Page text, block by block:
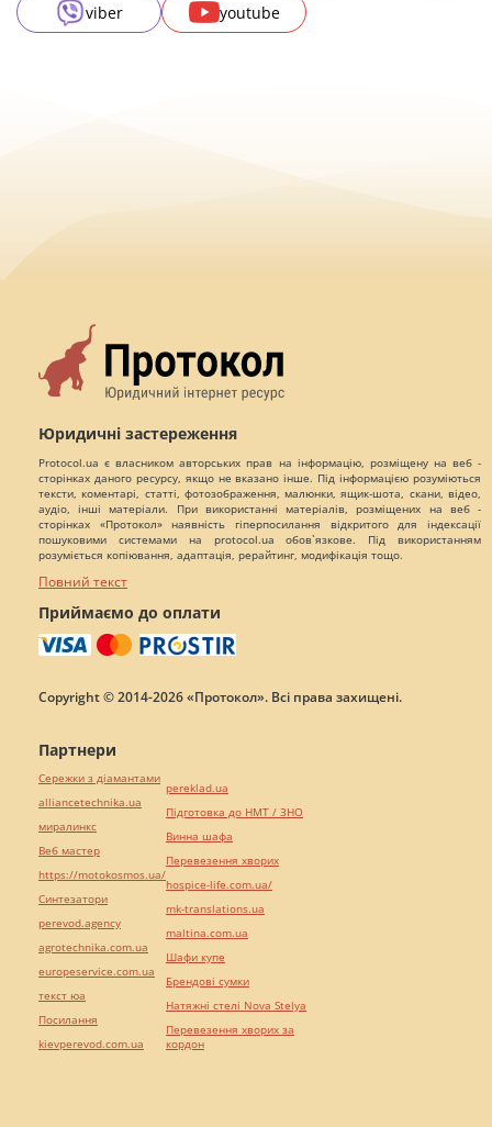
viber
youtube
Юридичні застереження
Protocol.ua є власником авторських прав на інформацію, розміщену на веб -
сторінках даного ресурсу, якщо не вказано інше. Під інформацією розуміються
тексти, коментарі, статті, фотозображення, малюнки, ящик-шота, скани, відео,
аудіо, інші матеріали. При використанні матеріалів, розміщених на веб -
сторінках «Протокол» наявність гіперпосилання відкритого для індексації
пошуковими системами на protocol.ua обов`язкове. Під використанням
розуміється копіювання, адаптація, рерайтинг, модифікація тощо.
Повний текст
Приймаємо до оплати
Copyright © 2014-2026 «Протокол». Всі права захищені.
Партнери
Сережки з діамантами
alliancetechnika.ua
миралинкс
Веб мастер
https://motokosmos.ua/
Синтезатори
perevod.agency
agrotechnika.com.ua
europeservice.com.ua
текст юа
Посилання
kievperevod.com.ua
pereklad.ua
Підготовка до НМТ / ЗНО
Винна шафа
Перевезення хворих
hospice-life.com.ua/
mk-translations.ua
maltina.com.ua
Шафи купе
Брендові сумки
Натяжні стелі Nova Stelya
Перевезення хворих за
кордон